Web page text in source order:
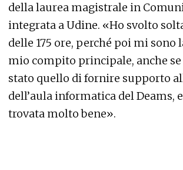
della laurea magistrale in
integrata a Udine. «Ho svolto
delle 175 ore, perché poi mi sono
mio compito principale, anche se
stato quello di fornire supporto
dell’aula informatica del Deams,
trovata molto bene».